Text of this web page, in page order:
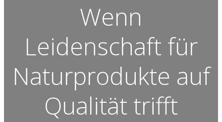
Wenn
Leidenschaft für
Naturprodukte auf
Qualität trifft